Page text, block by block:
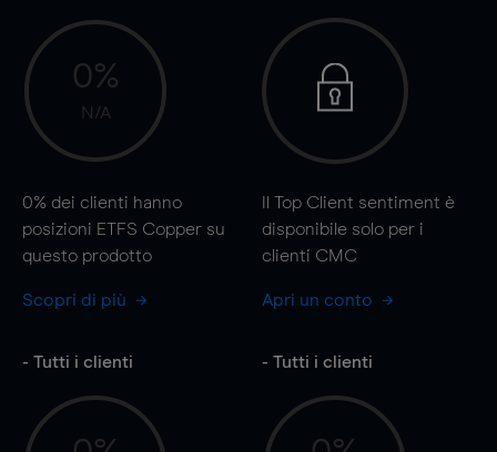
0%
N/A
0% dei clienti hanno
posizioni ETFS Copper su
questo prodotto
Scopri di più
Il Top Client sentiment è
disponibile solo per i
clienti CMC
Apri un conto
- Tutti i clienti - Tutti i clienti